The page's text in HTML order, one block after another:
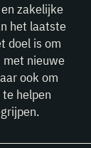
zakelijke
het laatste
doel is om
met nieuwe
ook om
helpen